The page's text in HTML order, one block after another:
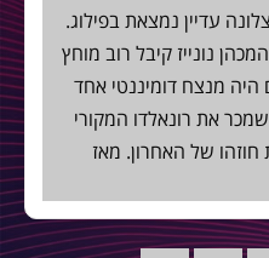
עדיין נמצאת בפילוג.
הנשיא המכהן נונייז קיבל רוב מוחץ
היה מנצח דומיננטי אחד
את רונאלדו המקורי
של האחרון. מאז